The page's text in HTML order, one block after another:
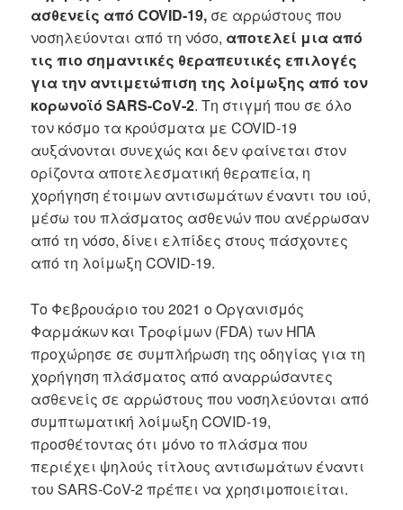
ασθενείς από COVID-19, σε αρρώστους που
νοσηλεύονται από τη νόσο, αποτελεί μια από
τις πιο σημαντικές θεραπευτικές επιλογές
για την αντιμετώπιση της λοίμωξης από τον
κορωνοϊό SARS-CoV-2. Τη στιγμή που σε όλο
τον κόσμο τα κρούσματα με COVID-19
αυξάνονται συνεχώς και δεν φαίνεται στον
ορίζοντα αποτελεσματική θεραπεία, η
χορήγηση έτοιμων αντισωμάτων έναντι του ιού,
μέσω του πλάσματος ασθενών που ανέρρωσαν
από τη νόσο, δίνει ελπίδες στους πάσχοντες
από τη λοίμωξη COVID-19.
Το Φεβρουάριο του 2021 ο Οργανισμός
Φαρμάκων και Τροφίμων (FDA) των ΗΠΑ
προχώρησε σε συμπλήρωση της οδηγίας για τη
χορήγηση πλάσματος από αναρρώσαντες
ασθενείς σε αρρώστους που νοσηλεύονται από
συμπτωματική λοίμωξη COVID-19,
προσθέτοντας ότι μόνο το πλάσμα που
περιέχει ψηλούς τίτλους αντισωμάτων έναντι
του SARS-CoV-2 πρέπει να χρησιμοποιείται.